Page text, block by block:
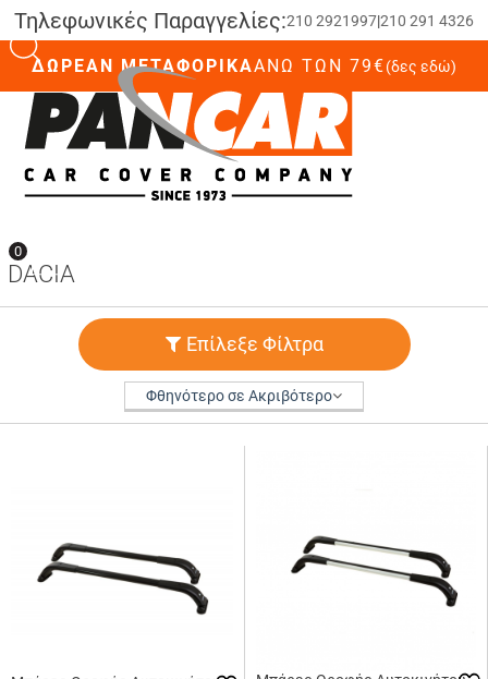
Τηλεφωνικές Παραγγελίες:210 2921997|210 291 4326
ΔΩΡΕΑΝ ΜΕΤΑΦΟΡΙΚΑΆΝΩ ΤΩΝ 79€(δες εδώ)
0
DACIA
Επίλεξε Φίλτρα
Φθηνότερο σε Ακριβότερο